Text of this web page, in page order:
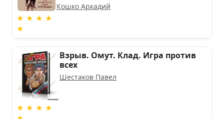
★ ★ ★ ★
★
Кошко Аркадий
★ ★ ★ ★
Взрыв. Омут. Клад. Игра против
всех
Шестаков Павел